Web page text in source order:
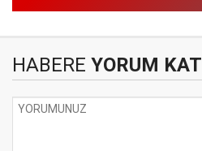
HABERE YORUM KAT